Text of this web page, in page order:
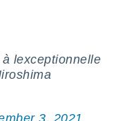
lexceptionnelle
3, 2021